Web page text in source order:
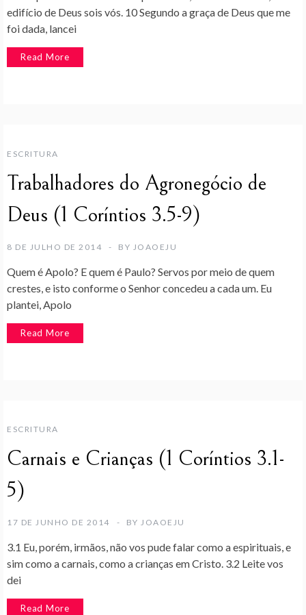
edifício de Deus sois vós. 10 Segundo a graça de Deus que me
foi dada, lancei
Read More
ESCRITURA
Trabalhadores do Agronegócio de
Deus (1 Coríntios 3.5-9)
8 DE JULHO DE 2014 BY JOAOEJU
Quem é Apolo? E quem é Paulo? Servos por meio de quem
crestes, e isto conforme o Senhor concedeu a cada um. Eu
plantei, Apolo
Read More
ESCRITURA
Carnais e Crianças (1 Coríntios 3.1-
5)
17 DE JUNHO DE 2014 BY JOAOEJU
3.1 Eu, porém, irmãos, não vos pude falar como a espirituais, e
sim como a carnais, como a crianças em Cristo. 3.2 Leite vos
dei
Read More